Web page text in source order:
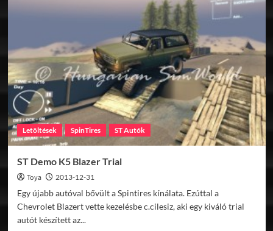
Letöltések SpinTires ST Autók
ST Demo K5 Blazer Trial
Toya 2013-12-31
Egy újabb autóval bővült a Spintires kínálata. Ezúttal a
Chevrolet Blazert vette kezelésbe c.cilesiz, aki egy kiváló trial
autót készített az...